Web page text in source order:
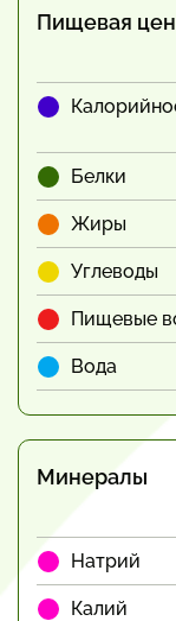
Пищевая
Белки
Жиры
Углеводы
Пищевые
Вода
Минералы
Натрий
Калий